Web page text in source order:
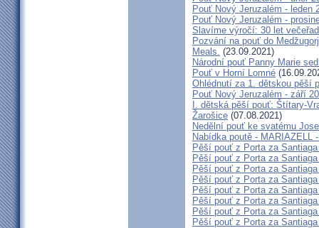
Pouť Nový Jeruzalém - leden
Pouť Nový Jeruzalém -
Slavíme výročí: 30 let
Pozvání na pouť do
Meals. (23.09.2021)
Národní pouť Panny Marie
Pouť v Horní Lomné
Ohlédnutí za 1. dětskou pěší
Pouť Nový Jeruzalém - září
I. dětská pěší pouť: Štítary-
Žarošice (07.08.2021)
Nedělní pouť ke svatému
Nabídka poutě - MARIAZELL
Pěší pouť z Porta za
Pěší pouť z Porta za
Pěší pouť z Porta za
Pěší pouť z Porta za
Pěší pouť z Porta za
Pěší pouť z Porta za
Pěší pouť z Porta za
Pěší pouť z Porta za